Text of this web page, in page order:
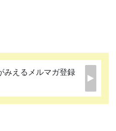
みえるメルマガ登録